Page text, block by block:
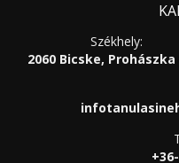
Székhely:
2060 Bicske, Prohászka